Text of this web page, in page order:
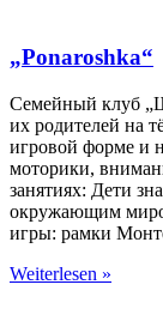
„Ponaroshka“
Семейный клуб
их родителей на
игровой форме и
моторики,
занятиях: Дети
окружающим
игры: рамки
Weiterlesen »